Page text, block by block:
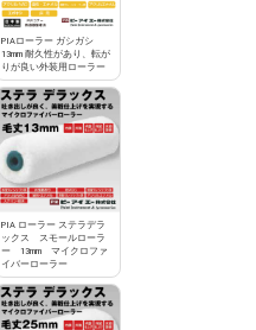
PIAローラー ガシガシ
13mm 耐久性があり、転が
りが良い外装用ローラー
PIA ローラー ステラデラ
ックス スモールローラ
ー 13mm マイクロファ
イバーローラー